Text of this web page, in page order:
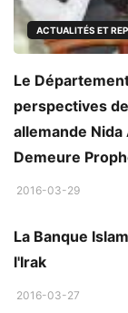
ACTUALITÉS ET
Le
perspectives
allemande
Demeure
2016-03-29
ACTUALITÉS ET
La Banque
l'Irak
2016-03-27